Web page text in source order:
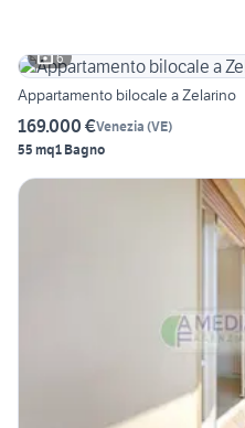
6
Appartamento bilocale a Zelarino
169.000 €Venezia (VE)
55 mq1 Bagno